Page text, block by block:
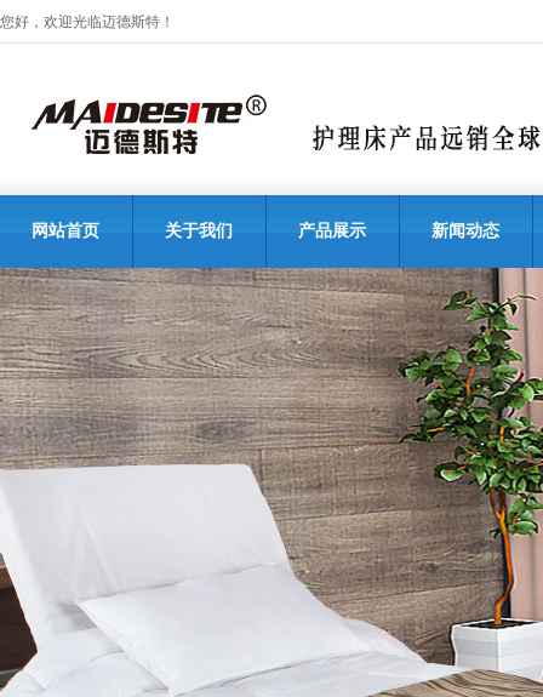
您好，欢迎光临迈德斯特！
网站首页 关于我们 产品展示 新闻动态